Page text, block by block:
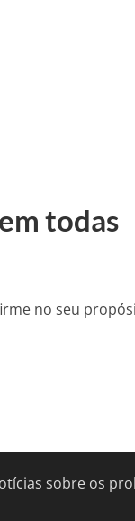
todas
no seu
sobre os